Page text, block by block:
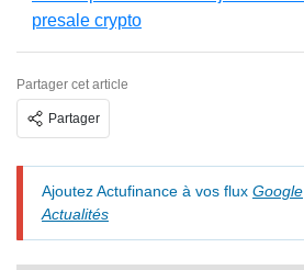
presale crypto
Partager cet article
Partager
Ajoutez Actufinance à vos flux Google
Actualités